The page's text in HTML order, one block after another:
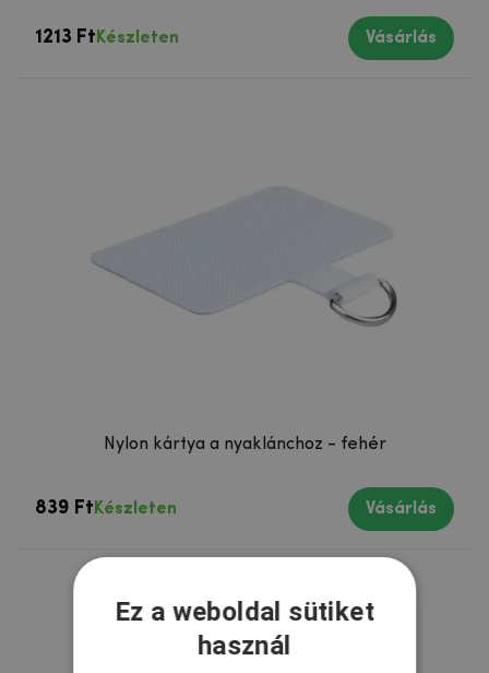
1213 Ft Készleten Vásárlás
Nylon kártya a nyaklánchoz - fehér
839 Ft Készleten Vásárlás
Ez a weboldal sütiket
használ